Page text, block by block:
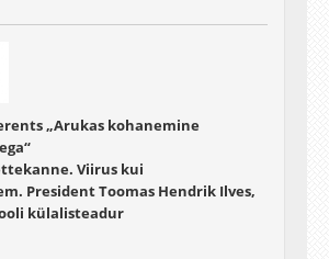
„Arukas kohanemine
Viirus kui
President Toomas Hendrik Ilves,
külalisteadur